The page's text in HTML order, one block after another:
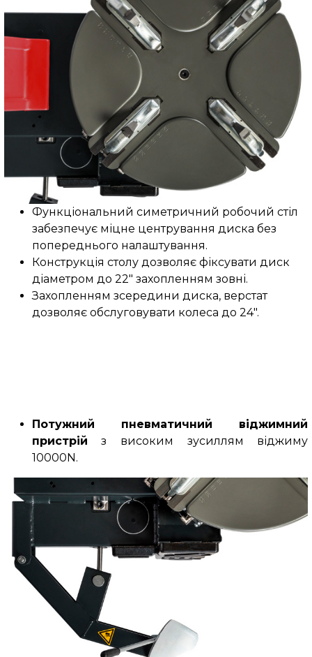
Функціональний симетричний робочий стіл
забезпечує міцне центрування диска без
попереднього налаштування.
Конструкція столу дозволяє фіксувати диск
діаметром до 22" захопленням зовні.
Захопленням зсередини диска, верстат
дозволяє обслуговувати колеса до 24".
Потужний пневматичний віджимний
пристрій з високим зусиллям віджиму
10000N.